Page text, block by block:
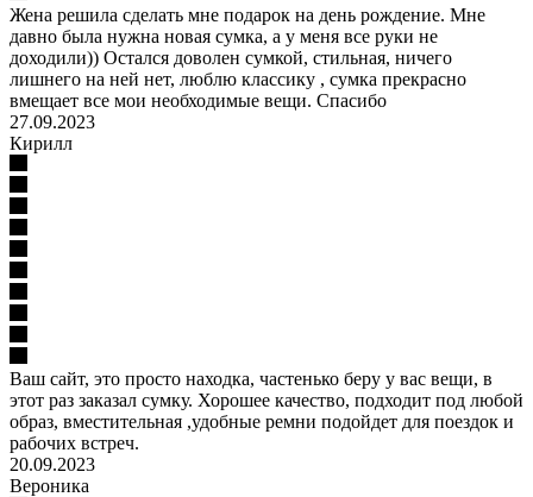
Жена решила сделать мне подарок на день рождение. Мне
давно была нужна новая сумка, а у меня все руки не
доходили)) Остался доволен сумкой, стильная, ничего
лишнего на ней нет, люблю классику , сумка прекрасно
вмещает все мои необходимые вещи. Спасибо
27.09.2023
Кирилл
Ваш сайт, это просто находка, частенько беру у вас вещи, в
этот раз заказал сумку. Хорошее качество, подходит под любой
образ, вместительная ,удобные ремни подойдет для поездок и
рабочих встреч.
20.09.2023
Вероника